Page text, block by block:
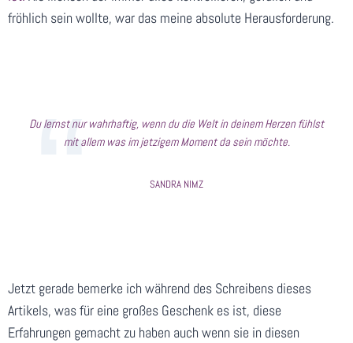
fröhlich sein wollte, war das meine absolute Herausforderung.
Du lernst nur wahrhaftig, wenn du die Welt in deinem Herzen fühlst
mit allem was im jetzigem Moment da sein möchte.
SANDRA NIMZ
Jetzt gerade bemerke ich während des Schreibens dieses
Artikels, was für eine großes Geschenk es ist, diese
Erfahrungen gemacht zu haben auch wenn sie in diesen